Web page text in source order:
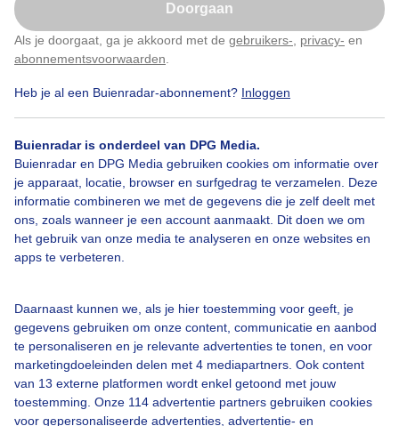
Doorgaan
Als je doorgaat, ga je akkoord met de gebruikers- privacy- en
abonnementsvoorwaarden
Heb je al een Buienradar-abonnement? Inloggen
Buienradar is onderdeel van DPG Media.
Buienradar en DPG Media gebruiken cookies om informatie over
je apparaat, locatie, browser en surfgedrag te verzamelen. Deze
informatie combineren we met de gegevens die je zelf deelt met
ons, zoals wanneer je een account aanmaakt. Dit doen we om
het gebruik van onze media te analyseren en onze websites en
apps te verbeteren.
Daarnaast kunnen we, als je hier toestemming voor geeft, je
gegevens gebruiken om onze content, communicatie en aanbod
te personaliseren en je relevante advertenties te tonen, en voor
marketingdoeleinden delen met 4 mediapartners. Ook content
van 13 externe platformen wordt enkel getoond met jouw
toestemming. Onze 114 advertentie partners gebruiken cookies
voor gepersonaliseerde advertenties, advertentie- en
Over Buienradar
Veelgestelde vragen
Contact
Toegankelijkheid
Gebruikersvoorwaarden
Privacy beleid
Cookie beleid
Privacy instellingen
Klik hierom dit aan te passen